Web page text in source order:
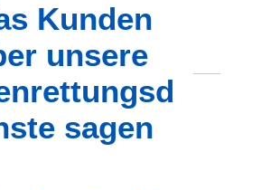
Kunden
unsere
sagen